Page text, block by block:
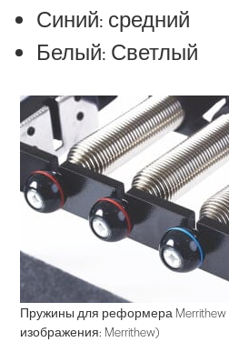
Синий: средний
Белый: Светлый
Пружины для реформера Merrithew
изображения: Merrithew)